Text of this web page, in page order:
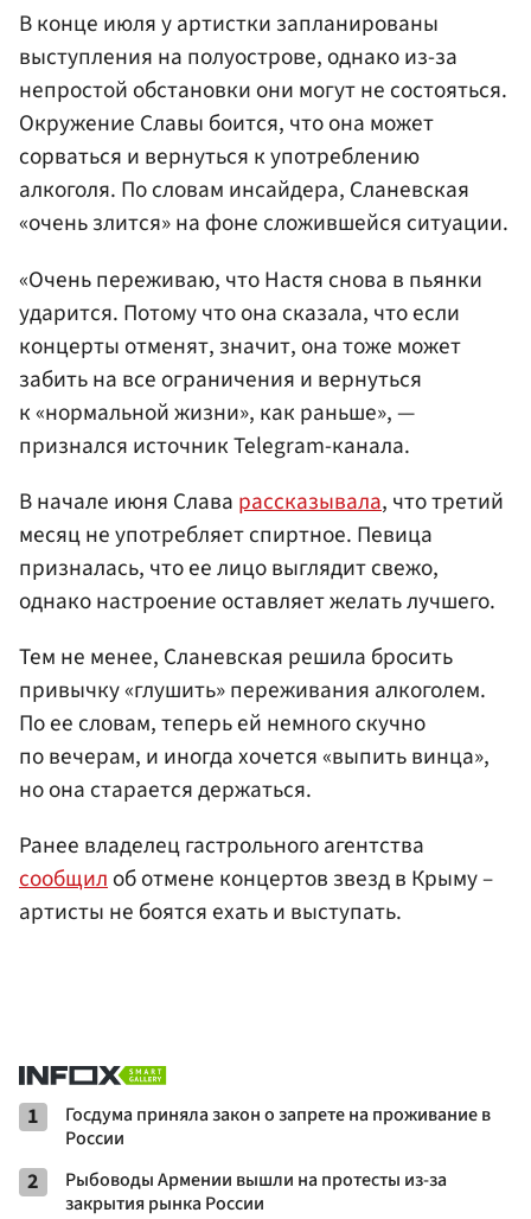
В конце июля у артистки запланированы
выступления на полуострове, однако из-за
непростой обстановки они могут не состояться.
Окружение Славы боится, что она может
сорваться и вернуться к употреблению
алкоголя. По словам инсайдера, Сланевская
«очень злится» на фоне сложившейся ситуации.
«Очень переживаю, что Настя снова в пьянки
ударится. Потому что она сказала, что если
концерты отменят, значит, она тоже может
забить на все ограничения и вернуться
к «нормальной жизни», как раньше», —
признался источник Telegram-канала.
В начале июня Слава рассказывала, что третий
месяц не употребляет спиртное. Певица
призналась, что ее лицо выглядит свежо,
однако настроение оставляет желать лучшего.
Тем не менее, Сланевская решила бросить
привычку «глушить» переживания алкоголем.
По ее словам, теперь ей немного скучно
по вечерам, и иногда хочется «выпить винца»,
но она старается держаться.
Ранее владелец гастрольного агентства
сообщилоб отмене концертов звезд в Крыму –
артисты не боятся ехать и выступать.
1
Госдума приняла закон о запрете на проживание в
России
2
Рыбоводы Армении вышли на протесты из-за
закрытия рынка России